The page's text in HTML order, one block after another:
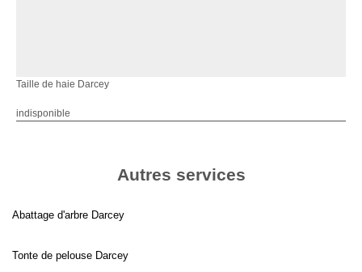
Taille de haie Darcey
indisponible
Autres services
Abattage d'arbre Darcey
Tonte de pelouse Darcey